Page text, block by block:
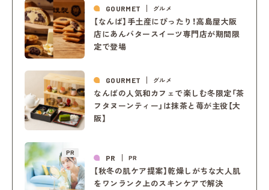
GOURMET グルメ
【なんば】手土産にぴったり！高島屋大阪
店にあんバタースイーツ専門店が期間限
定で登場
GOURMET グルメ
なんばの人気和カフェで楽しむ冬限定「茶
フタヌーンティー」は抹茶と苺が主役【大
阪】
PR
PR PR
【秋冬の肌ケア提案】乾燥しがちな大人肌
をワンランク上のスキンケアで解決